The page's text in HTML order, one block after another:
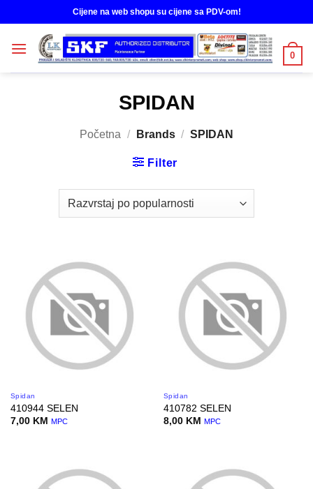
to
content
Cijene na web shopu su cijene sa PDV-om!
0
SPIDAN
Početna / Brands / SPIDAN
Filter
Spidan
410944 SELEN
7,00 KM MPC
Spidan
410782 SELEN
8,00 KM MPC